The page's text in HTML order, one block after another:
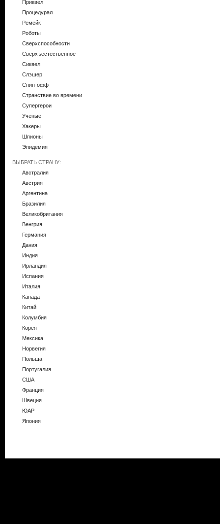
Приквел
Процедурал
Ремейк
Роботы
Сверхспособности
Сверхъестественное
Сиквел
Слэшер
Спин-офф
Странствие во времени
Супергерои
Ученые
Хакеры
Шпионы
Эпидемия
ВЫБРАТЬ СТРАНУ:
Австралия
Австрия
Аргентина
Бразилия
Великобритания
Венгрия
Германия
Дания
Индия
Ирландия
Испания
Италия
Канада
Китай
Колумбия
Корея
Мексика
Норвегия
Польша
Португалия
США
Франция
Швеция
ЮАР
Япония